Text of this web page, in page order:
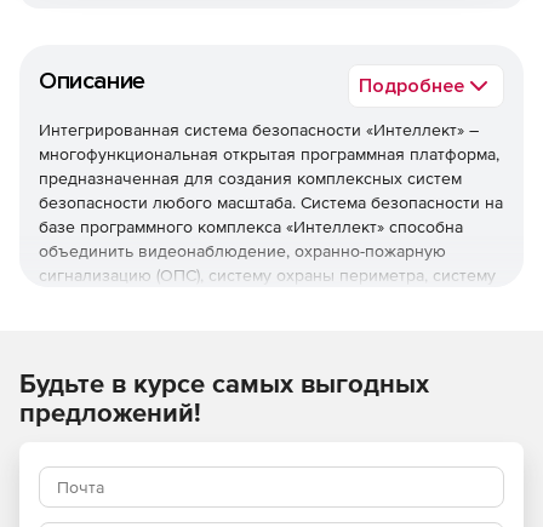
Описание Подробнее
Интегрированная система безопасности «Интеллект» –
многофункциональная открытая программная платформа,
предназначенная для создания комплексных систем
безопасности любого масштаба. Система безопасности на
базе программного комплекса «Интеллект» способна
объединить видеонаблюдение, охранно-пожарную
сигнализацию (ОПС), систему охраны периметра, систему
безопасности превращается в единую информационную
среду, в которой реализованы функции обработки и
способностью гибко реагировать на различные события.
Благодаря модульной архитектуре заказчик может
Будьте в курсе самых выгодных
предложений!